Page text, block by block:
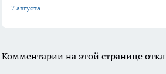
7 августа
Комментарии на этой странице